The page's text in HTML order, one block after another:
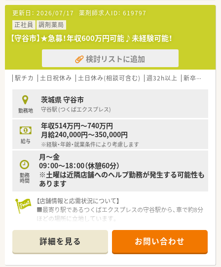
【募集背景と求める人物像について】
■組織のさらなる活性化を目指した欠員補充による急募案件で
あり、意欲的な正社員の方を新しい仲間として積極採用していま
す。
■管理薬剤師の経験や在宅業務の経験をお持ちの方はもちろん、
経営的視点を持って主体的に業務に取り組める方を求めていま
す。
■40代中盤までの若手から中堅層を幅広く募集しており、病院
【勤務実態について】
■年間休日は122日と業界トップクラスの多さを誇り、プライベ
ートの時間を大切にしながら長く働き続けられる環境です。
■残業時間は月平均3.8時間程度と極めて少なく、15分単位での
支給が徹底されているため、ワークライフバランスは抜群です。
■最大7連休のサマーホリデー取得率は84％に達しており、1ヶ
月間の連続休暇を取得した実績もあるなど、休息も大切にできま
す。
【こんな取り組みをしています】
みしたデジタル化を推進し、患者様の利便性向上に努めていま
す。
■100日間にわたる新卒向けの徹底した研修制度や、階層別の研
修教育棟を完備するなど、教育への投資を惜しまない会社です。
■LGBT理解増進法に基づいた社内体制の整備をスタートさせる
など、多様性を尊重する先進的な取り組みも行われています。
更新日： 2026/07/17 薬剤師求人ID： 619797
正社員
調剤薬局
【守谷市】★急募！年収600万円可能♪未経験可能！
検討リストに追加
駅チカ 土日祝休み 土日休み(相談可含む) 週32h以上 新卒可
勤務地
茨城県 守谷市
守谷駅 (つくばエクスプレス)
給与
年収514万円～740万円
月給240,000円～350,000円
※経験・年齢・就業条件により考慮します
勤務
時間
月～金
09：00～18：00（休憩60分）
※土曜は近隣店舗へのヘルプ勤務が発生する可能性も
あります
【店舗情報と応需状況について】
■最寄り駅であるつくばエクスプレスの守谷駅から、車で約8分
ほどの場所に立地しています。
ら処方箋を応需しています。
■多くの店舗に医療事務が配置されており、薬剤師が専門業務に
集中できる体制が整っています。
詳細を見る お問い合わせ